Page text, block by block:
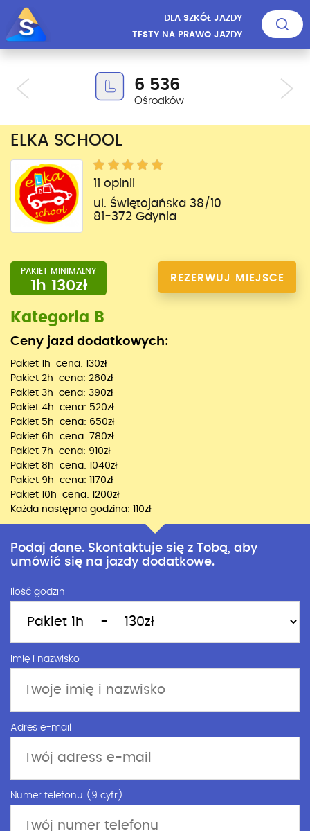
DLA SZKÓŁ JAZDY
TESTY NA PRAWO JAZDY
6 536
Ośrodków
ELKA SCHOOL
11 opinii
ul. Świętojańska 38/10
81-372 Gdynia
PAKIET MINIMALNY
1h 130zł REZERWUJ MIEJSCE
Kategoria B
Ceny jazd dodatkowych:
Pakiet 1h cena: 130zł
Pakiet 2h cena: 260zł
Pakiet 3h cena: 390zł
Pakiet 4h cena: 520zł
Pakiet 5h cena: 650zł
Pakiet 6h cena: 780zł
Pakiet 7h cena: 910zł
Pakiet 8h cena: 1040zł
Pakiet 9h cena: 1170zł
Pakiet 10h cena: 1200zł
Każda następna godzina: 110zł
Podaj dane. Skontaktuje się z Tobą, aby
umówić się na jazdy dodatkowe.
Ilość godzin
Imię i nazwisko
Adres e-mail
Numer telefonu (9 cyfr)